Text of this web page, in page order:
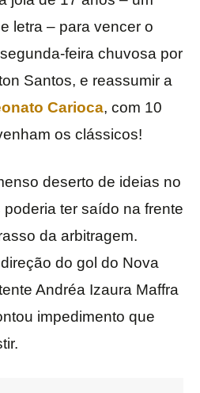
letra – para vencer o
feira chuvosa por
Santos, e reassumir a
Carioca, com 10
os clássicos!
deserto de ideias no
ter saído na frente
da arbitragem.
do gol do Nova
Andréa Izaura Maffra
impedimento que